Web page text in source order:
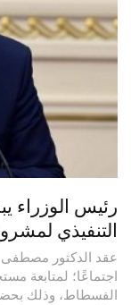
رئيس
التنفيذي
عقد الدكتور
اجتماعًا؛ لمتابعة
الفسطاط، وذلك